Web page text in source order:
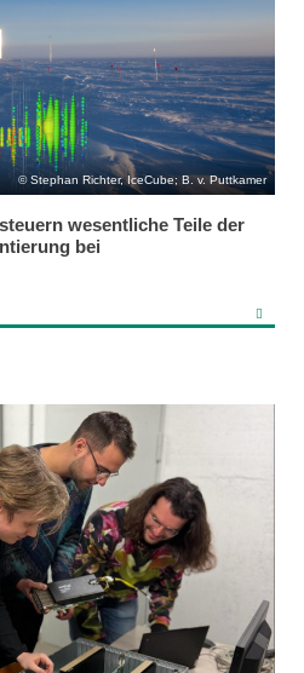
Stephan Richter, IceCube; B. v. Puttkamer
wesentliche Teile der
bei